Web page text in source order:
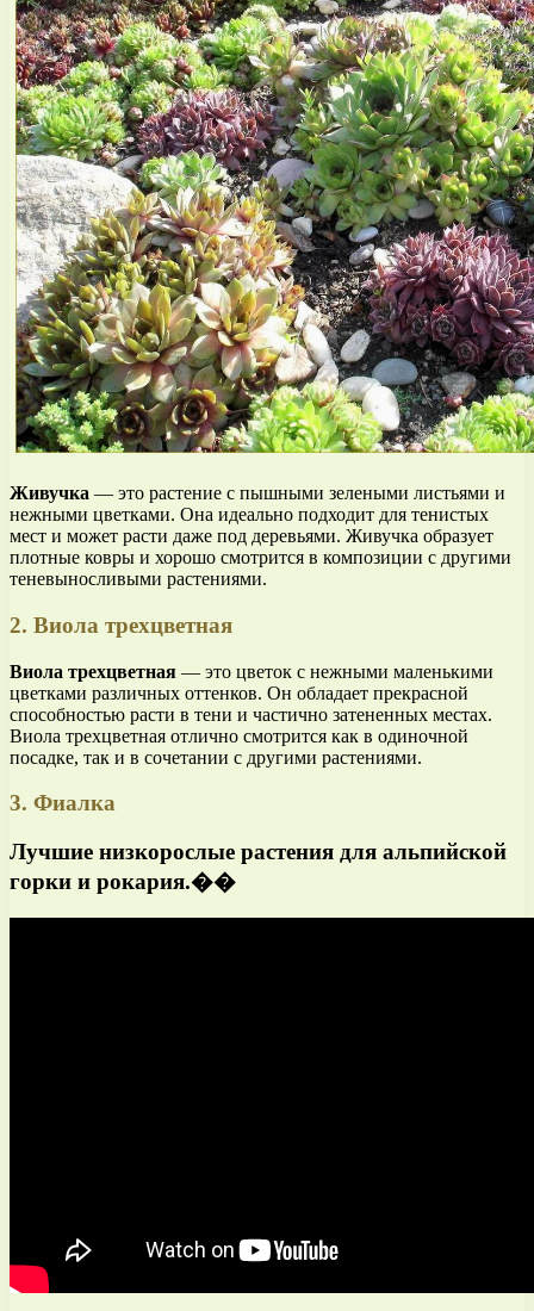
Живучка — это растение с пышными зелеными листьями и
нежными цветками. Она идеально подходит для тенистых
мест и может расти даже под деревьями. Живучка образует
плотные ковры и хорошо смотрится в композиции с другими
теневыносливыми растениями.
2. Виола трехцветная
Виола трехцветная — это цветок с нежными маленькими
цветками различных оттенков. Он обладает прекрасной
способностью расти в тени и частично затененных местах.
Виола трехцветная отлично смотрится как в одиночной
посадке, так и в сочетании с другими растениями.
3. Фиалка
Лучшие низкорослые растения для альпийской
горки и рокария.��